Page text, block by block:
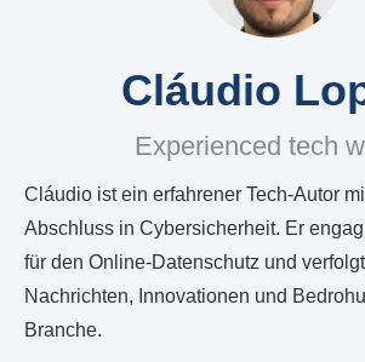
Cláudio
Experienced tech
Cláudio ist ein erfahrener Tech-Autor
Abschluss in Cybersicherheit. Er
für den Online-Datenschutz und
Nachrichten, Innovationen und
Branche.